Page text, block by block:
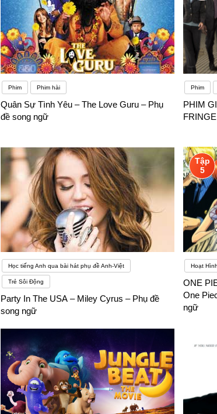
Phim Phim hài
Quân Sự Tình Yêu – The Love Guru – Phụ
đề song ngữ
Phim
PHIM
Học tiếng Anh qua bài hát phụ đề Anh-Việt
Trẻ Sôi Động
Party In The USA – Miley Cyrus – Phụ đề
song ngữ
Tập
5
Hoạt Hình
ONE
One
ngữ